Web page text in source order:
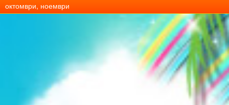
октомври, ноември